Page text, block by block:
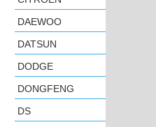
DAEWOO
DATSUN
DODGE
DONGFENG
DS